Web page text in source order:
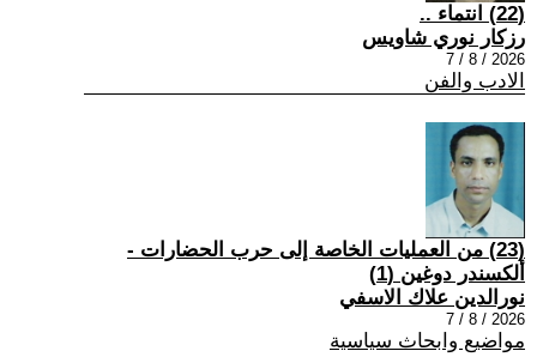
(22) انتماء ..
رزكار نوري شاويس
2026 / 8 / 7
الادب والفن
(23) من العمليات الخاصة إلى حرب الحضارات -
ألكسندر دوغين (1)
نورالدين علاك الاسفي
2026 / 8 / 7
مواضيع وابحاث سياسية